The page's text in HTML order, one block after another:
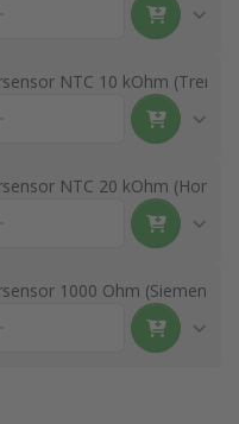
NTC 10 kOhm (Trend
NTC 20 kOhm
1000 Ohm (Siemens